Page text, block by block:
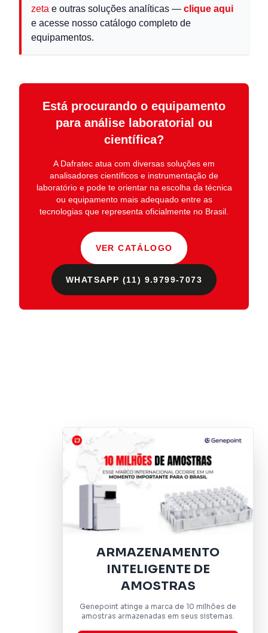
ARMAZENAMENTO
INTELIGENTE DE
AMOSTRAS
Genepoint atinge a marca de 10 milhões de
amostras armazenadas em seus sistemas.
zeta e outras soluções analíticas — clique aqui
e acesse nosso catálogo completo de
equipamentos.
Está procurando o equipamento
para análise laboratorial ou
científica?
A Dafratec atua com diversas soluções em
analisadores científicos e instrumentação de
laboratórioe pode te orientar na escolha da técnica
ou equipamento mais adequado entre as
tecnologias que representa oficialmente no Brasil.
VER CATÁLOGO
WHATSAPP (11) 9.9799-7073